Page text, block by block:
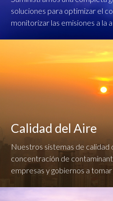
soluciones para optimizar el
monitorizar las emisiones a la
Calidad del Aire
Nuestros sistemas de calidad
concentración de
empresas y gobiernos a